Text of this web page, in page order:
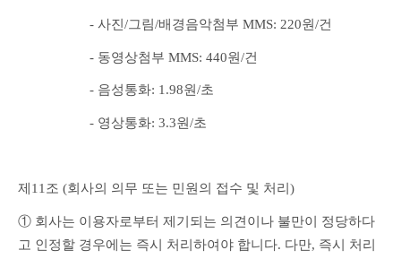
- 사진/그림/배경음악첨부 MMS: 220원/건
- 동영상첨부 MMS: 440원/건
- 음성통화: 1.98원/초
- 영상통화: 3.3원/초
제11조 (회사의 의무 또는 민원의 접수 및 처리)
① 회사는 이용자로부터 제기되는 의견이나 불만이 정당하다
고 인정할 경우에는 즉시 처리하여야 합니다. 다만, 즉시 처리